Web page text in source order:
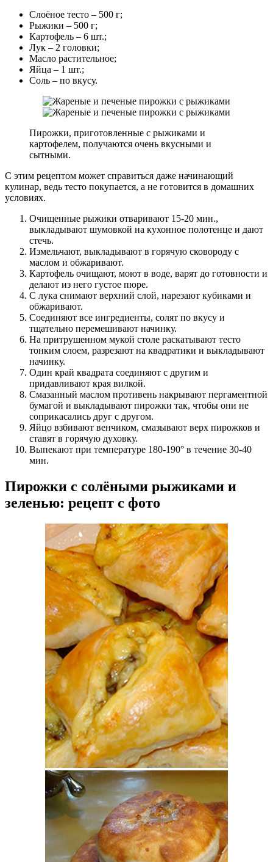
Слоёное тесто – 500 г;
Рыжики – 500 г;
Картофель – 6 шт.;
Лук – 2 головки;
Масло растительное;
Яйца – 1 шт.;
Соль – по вкусу.
Пирожки, приготовленные с рыжиками и
картофелем, получаются очень вкусными и
сытными.
С этим рецептом может справиться даже начинающий
кулинар, ведь тесто покупается, а не готовится в домашних
условиях.
Очищенные рыжики отваривают 15-20 мин.,
выкладывают шумовкой на кухонное полотенце и дают
стечь.
Измельчают, выкладывают в горячую сковороду с
маслом и обжаривают.
Картофель очищают, моют в воде, варят до готовности и
делают из него густое пюре.
С лука снимают верхний слой, нарезают кубиками и
обжаривают.
Соединяют все ингредиенты, солят по вкусу и
тщательно перемешивают начинку.
На притрушенном мукой столе раскатывают тесто
тонким слоем, разрезают на квадратики и выкладывают
начинку.
Один край квадрата соединяют с другим и
придавливают края вилкой.
Смазанный маслом противень накрывают пергаментной
бумагой и выкладывают пирожки так, чтобы они не
соприкасались друг с другом.
Яйцо взбивают венчиком, смазывают верх пирожков и
ставят в горячую духовку.
Выпекают при температуре 180-190° в течение 30-40
мин.
Пирожки с солёными рыжиками и
зеленью: рецепт с фото